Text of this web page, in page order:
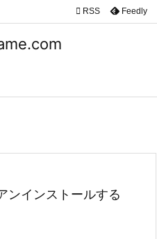


 RSS Feedly
インストールする